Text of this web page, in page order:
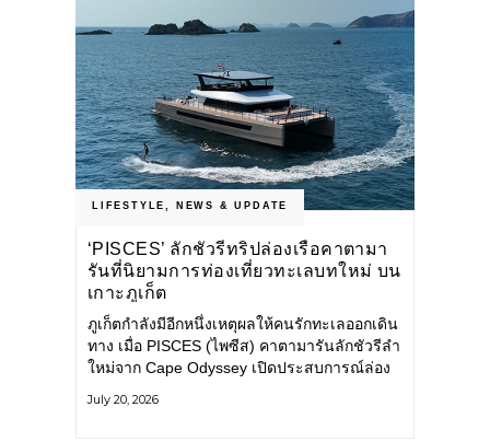
LIFESTYLE, NEWS & UPDATE
‘PISCES’ ลักชัวรีทริปล่องเรือคาตามา
รันที่นิยามการท่องเที่ยวทะเลบทใหม่ บน
เกาะภูเก็ต
ภูเก็ตกำลังมีอีกหนึ่งเหตุผลให้คนรักทะเลออกเดิน
ทาง เมื่อ PISCES (ไพซีส) คาตามารันลักชัวรีลำ
ใหม่จาก Cape Odyssey เปิดประสบการณ์ล่อง
ไป ผสานความสะดวกสบายแบบโรงแรมระดับ
July 20, 2026